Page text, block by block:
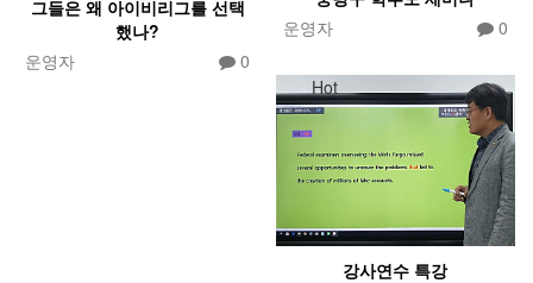
그들은 왜 아이비리그를 선택
했나?
운영자
0
운영자
0
Hot
강사연수 특강